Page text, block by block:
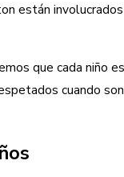
están
que cada
cuando